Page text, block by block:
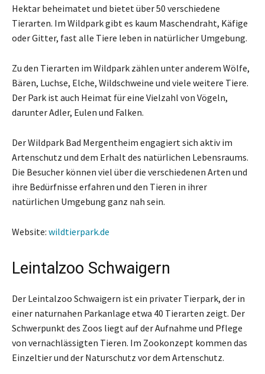
Hektar beheimatet und bietet über 50 verschiedene
Tierarten. Im Wildpark gibt es kaum Maschendraht, Käfige
oder Gitter, fast alle Tiere leben in natürlicher Umgebung.
Zu den Tierarten im Wildpark zählen unter anderem Wölfe,
Bären, Luchse, Elche, Wildschweine und viele weitere Tiere.
Der Park ist auch Heimat für eine Vielzahl von Vögeln,
darunter Adler, Eulen und Falken.
Der Wildpark Bad Mergentheim engagiert sich aktiv im
Artenschutz und dem Erhalt des natürlichen Lebensraums.
Die Besucher können viel über die verschiedenen Arten und
ihre Bedürfnisse erfahren und den Tieren in ihrer
natürlichen Umgebung ganz nah sein.
Website: wildtierpark.de
Leintalzoo Schwaigern
Der Leintalzoo Schwaigern ist ein privater Tierpark, der in
einer naturnahen Parkanlage etwa 40 Tierarten zeigt. Der
Schwerpunkt des Zoos liegt auf der Aufnahme und Pflege
von vernachlässigten Tieren. Im Zookonzept kommen das
Einzeltier und der Naturschutz vor dem Artenschutz.